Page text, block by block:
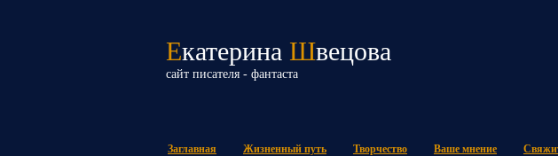
Екатерина Швецова
сайт писателя - фантаста
Заглавная Жизненный путь Творчество Ваше мнение